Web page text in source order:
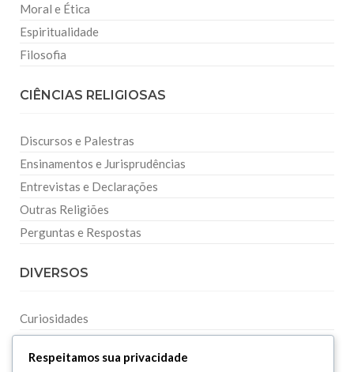
Moral e Ética
Espiritualidade
Filosofia
CIÊNCIAS RELIGIOSAS
Discursos e Palestras
Ensinamentos e Jurisprudências
Entrevistas e Declarações
Outras Religiões
Perguntas e Respostas
DIVERSOS
Curiosidades
Downloads
Respeitamos sua privacidade